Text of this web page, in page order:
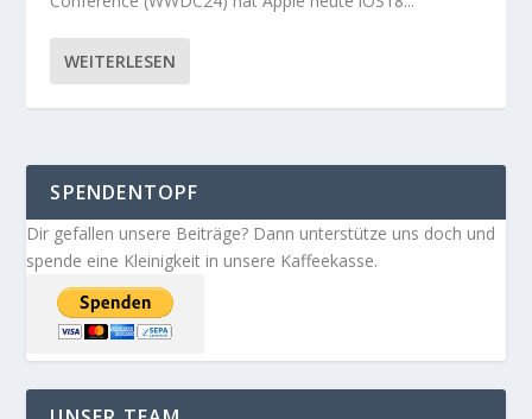
WEITERLESEN
SPENDENTOPF
Dir gefallen unsere Beiträge? Dann unterstütze uns doch und
spende eine Kleinigkeit in unsere Kaffeekasse.